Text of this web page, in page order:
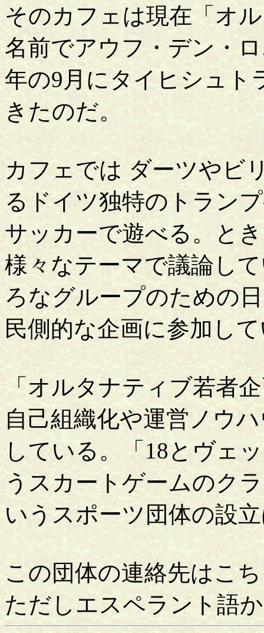
そのカフェは現在「オ
名前でアウフ・デン・
年の9月にタイヒシュト
きたのだ。
カフェでは ダーツやビ
るドイツ独特のトラン
サッカーで遊べる。と
様々なテーマで議論し
ろなグループのための
民側的な企画に参加し
「オルタナティブ若者
自己組織化や運営ノウ
している。「18とヴェ
うスカートゲームのク
いうスポーツ団体の設
この団体の連絡先はこ
ただしエスペラント語